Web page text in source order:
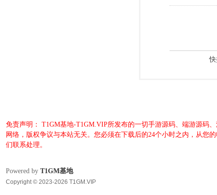
免责声明： T1GM基地-T1GM.VIP所发布的一切手游源码、端游源码
网络，版权争议与本站无关。您必须在下载后的24个小时之内，从您
们联系处理。
Powered by T1GM基地
Copyright © 2023-2026 T1GM.VIP